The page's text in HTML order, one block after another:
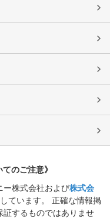
のご注意》
ー株式会社および株式会
ています。 正確な情報掲
するものではありませ